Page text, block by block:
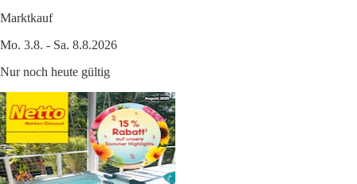
Marktkauf
Mo. 3.8. - Sa. 8.8.2026
Nur noch heute gültig